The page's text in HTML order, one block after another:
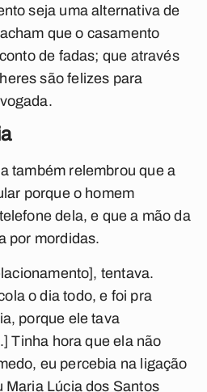
seja uma alternativa de
que o casamento
de fadas; que através
são felizes para
também relembrou que a
porque o homem
dela, e que a mão da
por mordidas.
tentava.
o dia todo, e foi pra
porque ele tava
Tinha hora que ela não
eu percebia na ligação
Maria Lúcia dos Santos